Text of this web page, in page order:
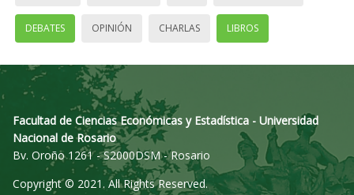
DEBATES OPINIÓN CHARLAS LIBROS
Facultad de Ciencias Económicas y Estadística - Universidad
Nacional de Rosario
Bv. Oroño 1261 - S2000DSM - Rosario
Copyright © 2021. All Rights Reserved.